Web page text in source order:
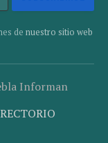
de nuestro sitio web
Informan